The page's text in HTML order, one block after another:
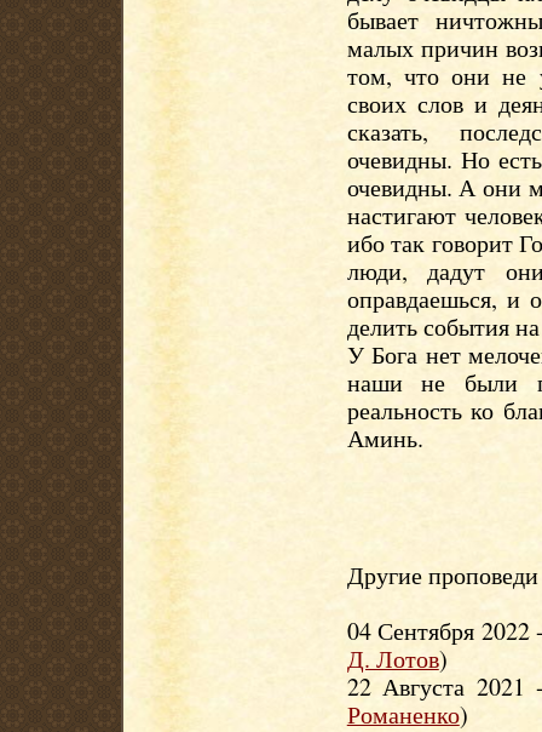
бывает
малых причин
том, что они не
своих слов и
сказать,
очевидны. Но
очевидны. А они
настигают
ибо так говорит
люди, дадут
оправдаешься, и
делить события
У Бога нет
наши не были
реальность ко
Аминь.
Другие
04 Сентября
Д. Лотов)
22 Августа
Романенко)